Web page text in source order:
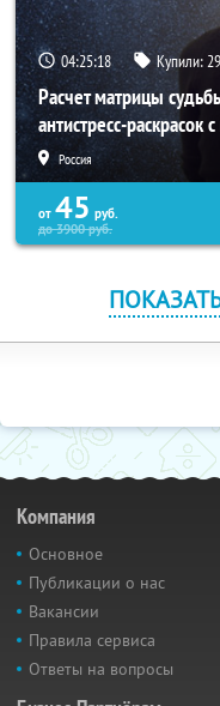
04:25:17 Купили:29
Расчет матрицы
антистресс-раскрасок
Россия
от 45 руб.
до3900руб.
Компания
Основное
Публикации о нас
Вакансии
Правила сервиса
Ответы на вопросы